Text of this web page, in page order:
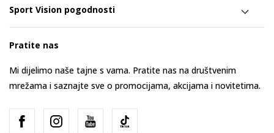
Sport Vision pogodnosti
Pratite nas
Mi dijelimo naše tajne s vama. Pratite nas na društvenim
mrežama i saznajte sve o promocijama, akcijama i novitetima.